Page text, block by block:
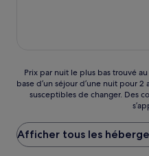
Prix
par
nuit
plus
bas
trouvé
Prix par nuit le plus bas trouvé
base d’un séjour d’une nuit pour
susceptibles de changer. Des
Afficher tous les